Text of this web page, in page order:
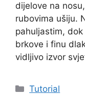
dijelove na
rubovima ušiju.
pahuljastim,
brkove i finu
vidljivo izvor
Kategorije
Tutorial